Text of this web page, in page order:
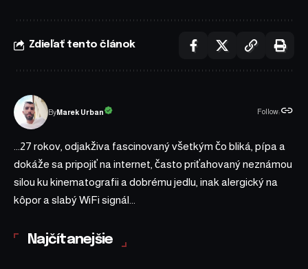
Zdieľať tento článok
ByMarek Urban Follow:
...27 rokov, odjakživa fascinovaný všetkým čo bliká, pípa a
dokáže sa pripojiť na internet, často priťahovaný neznámou
silou ku kinematografii a dobrému jedlu, inak alergický na
kôpor a slabý WiFi signál...
Najčítanejšie